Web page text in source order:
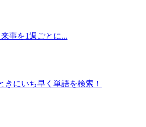
事を1週ごとに...
きにいち早く単語を検索！